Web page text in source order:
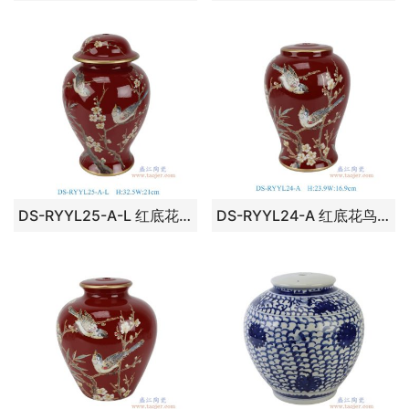
DS-RYYL25-A-L 红底花鸟纹将军罐罐灯具大号 DS-RYYL24-A 红底花鸟纹盖罐灯具